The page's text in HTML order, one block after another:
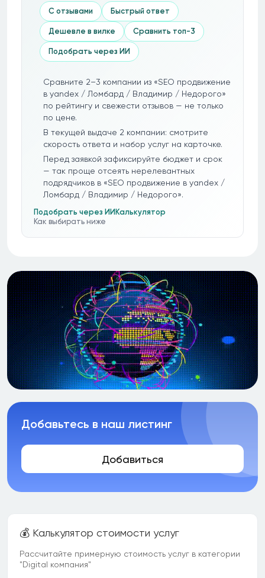
С отзывами Быстрый ответ
Дешевле в вилке Сравнить топ-3
Подобрать через ИИ
Сравните 2–3 компании из «SEO продвижение
в yandex / Ломбард / Владимир / Недорого»
по рейтингу и свежести отзывов — не только
по цене.
В текущей выдаче 2 компании: смотрите
скорость ответа и набор услуг на карточке.
Перед заявкой зафиксируйте бюджет и срок
— так проще отсеять нерелевантных
подрядчиков в «SEO продвижение в yandex /
Ломбард / Владимир / Недорого».
Подобрать через ИИ Калькулятор
Как выбирать ниже
Добавьтесь в наш листинг
Добавиться
💰 Калькулятор стоимости услуг
Рассчитайте примерную стоимость услуг в категории
"Digital компания"